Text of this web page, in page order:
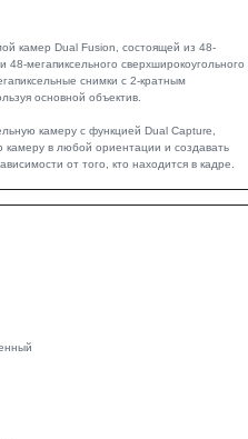
камер Dual Fusion, состоящей из 48-
48-мегапиксельного сверхширокоугольного
снимки с 2-кратным
основной объектив.
камеру с функцией Dual Capture,
камеру в любой ориентации и создавать
от того, кто находится в кадре.